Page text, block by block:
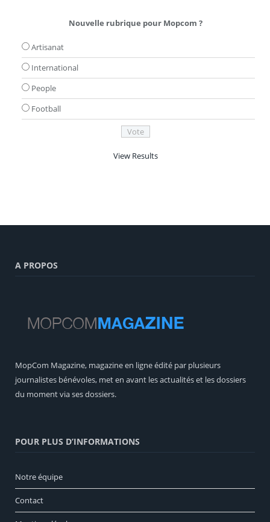
Nouvelle rubrique pour Mopcom ?
Artisanat
International
People
Football
View Results
A PROPOS
MopCom Magazine, magazine en ligne édité par plusieurs
journalistes bénévoles, met en avant les actualités et les dossiers
du moment via ses dossiers.
POUR PLUS D’INFORMATIONS
Notre équipe
Contact